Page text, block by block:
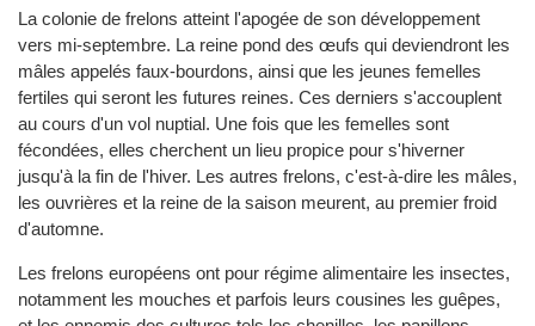
La colonie de frelons atteint l'apogée de son développement
vers mi-septembre. La reine pond des œufs qui deviendront les
mâles appelés faux-bourdons, ainsi que les jeunes femelles
fertiles qui seront les futures reines. Ces derniers s'accouplent
au cours d'un vol nuptial. Une fois que les femelles sont
fécondées, elles cherchent un lieu propice pour s'hiverner
jusqu'à la fin de l'hiver. Les autres frelons, c'est-à-dire les mâles,
les ouvrières et la reine de la saison meurent, au premier froid
d'automne.
Les frelons européens ont pour régime alimentaire les insectes,
notamment les mouches et parfois leurs cousines les guêpes,